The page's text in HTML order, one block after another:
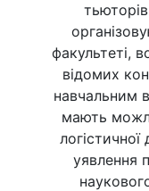
факультеті,
відомих
навчальним
мають
логістичної
уявлення